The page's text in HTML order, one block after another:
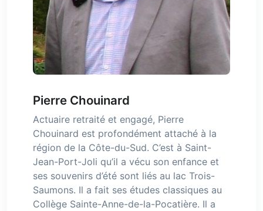
Pierre Chouinard
Actuaire retraité et engagé, Pierre
Chouinard est profondément attaché à la
région de la Côte-du-Sud. C’est à Saint-
Jean-Port-Joli qu’il a vécu son enfance et
ses souvenirs d’été sont liés au lac Trois-
Saumons. Il a fait ses études classiques au
Collège Sainte-Anne-de-la-Pocatière. Il a